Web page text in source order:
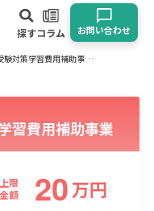
探すコラム お問い合わせ
山口県保育士試験受験対策学習費用補助事業
習費用補助事業
上限
金額
20万円